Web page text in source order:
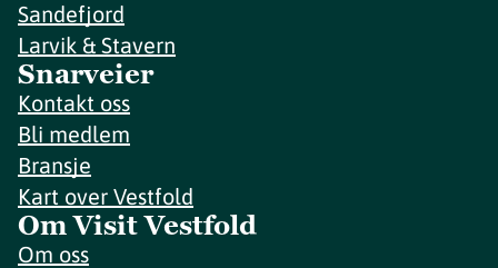
Sandefjord
Larvik & Stavern
Snarveier
Kontakt oss
Bli medlem
Bransje
Kart over Vestfold
Om Visit Vestfold
Om oss